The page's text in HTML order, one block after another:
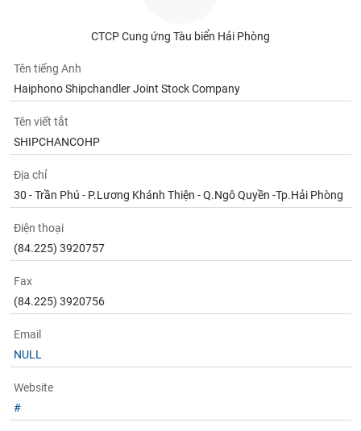
CTCP Cung ứng Tàu biển Hải Phòng
Tên tiếng Anh
Haiphono Shipchandler Joint Stock Company
Tên viết tắt
SHIPCHANCOHP
Địa chỉ
30 - Trần Phú - P.Lương Khánh Thiện - Q.Ngô Quyền -Tp.Hải Phòng
Điện thoại
(84.225) 3920757
Fax
(84.225) 3920756
Email
NULL
Website
#
Tất cả
Lãnh
(-)
Tất cả
tức
(-)
Bài
viết
tác
giả
(-)
Báo
cáo